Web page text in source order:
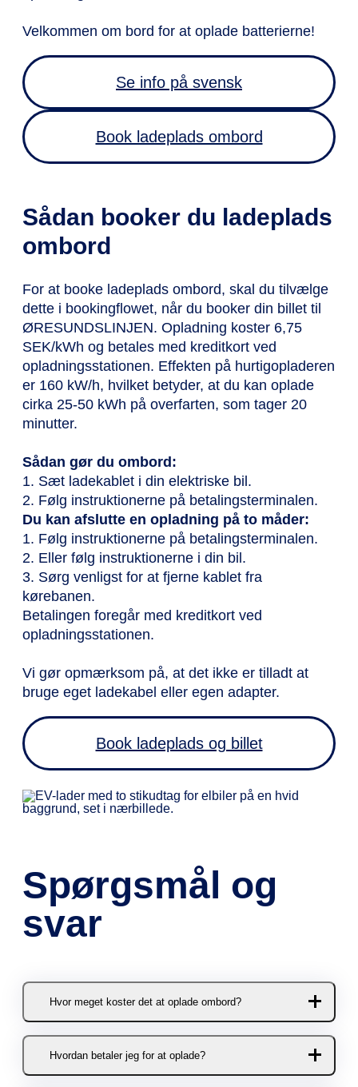
Velkommen om bord for at oplade batterierne!
Se info på svensk
Book ladeplads ombord
Sådan booker du ladeplads
ombord
For at booke ladeplads ombord, skal du tilvælge
dette i bookingflowet, når du booker din billet til
ØRESUNDSLINJEN. Opladning koster 6,75
SEK/kWh og betales med kreditkort ved
opladningsstationen. Effekten på hurtigopladeren
er 160 kW/h, hvilket betyder, at du kan oplade
cirka 25-50 kWh på overfarten, som tager 20
minutter.
Sådan gør du ombord:
1. Sæt ladekablet i din elektriske bil.
2. Følg instruktionerne på betalingsterminalen.
Du kan afslutte en opladning på to måder:
1. Følg instruktionerne på betalingsterminalen.
2. Eller følg instruktionerne i din bil.
3. Sørg venligst for at fjerne kablet fra
kørebanen.
Betalingen foregår med kreditkort ved
opladningsstationen.
Vi gør opmærksom på, at det ikke er tilladt at
bruge eget ladekabel eller egen adapter.
Book ladeplads og billet
Spørgsmål og
svar
Hvor meget koster det at oplade ombord?
kWh) Prisen inkluderer moms og
Hvordan betaler jeg for at oplade?